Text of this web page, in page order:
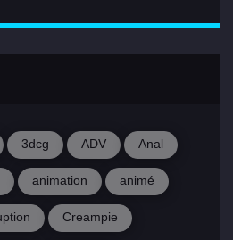
3dcg ADV Anal
animation animé
Creampie